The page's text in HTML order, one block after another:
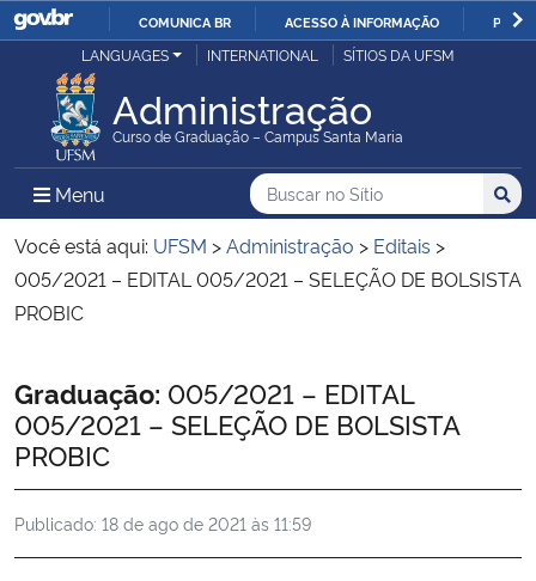
IR
O
COMUNICA BR ACESSO À INFORMAÇÃO
Ministério da Justiça e Segurança Pública
Ministério da Defesa
Ministério das Relações Exteriores
Ministério da Economia
Ministério da Agricultura, Pecuária e Abastecimento
Ministério da Educação
Ministério da Cidadania
LANGUAGES INTERNATIONAL SÍTIOS DA UFSM
Administração
Curso de Graduação – Campus Santa Maria
Menu Menu Principal do Sítio
Busca
Buscar no no Sítio
Busca:
Você está aqui: UFSM >Administração > Editais >
005/2021 – EDITAL 005/2021 – SELEÇÃO DE BOLSISTA
PROBIC
Início do conteúdo
Graduação: 005/2021 – EDITAL
005/2021 – SELEÇÃO DE BOLSISTA
PROBIC
Publicado: 18 de ago de 2021 às 11:59